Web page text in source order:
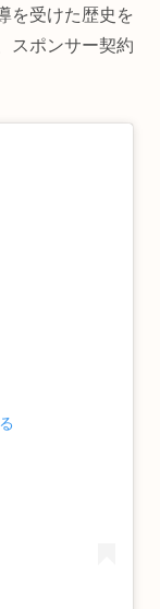
を受けた歴史を
スポンサー契約